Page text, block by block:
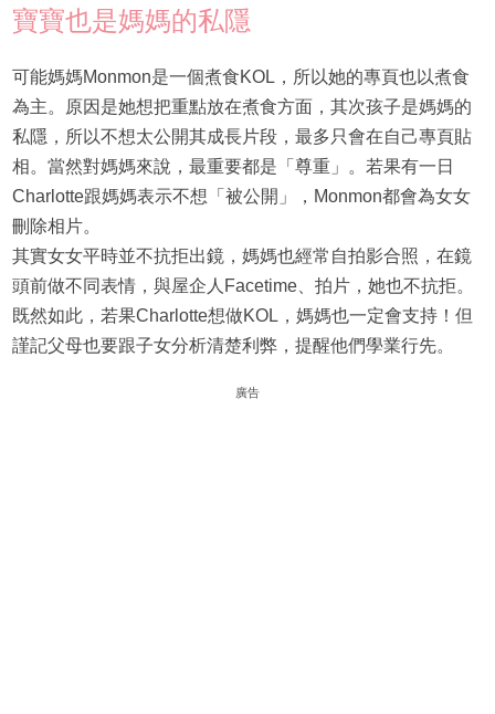
寶寶也是媽媽的私隱
可能媽媽Monmon是一個煮食KOL，所以她的專頁也以煮食
為主。原因是她想把重點放在煮食方面，其次孩子是媽媽的
私隱，所以不想太公開其成長片段，最多只會在自己專頁貼
相。當然對媽媽來說，最重要都是「尊重」。若果有一日
Charlotte跟媽媽表示不想「被公開」，Monmon都會為女女
刪除相片。
其實女女平時並不抗拒出鏡，媽媽也經常自拍影合照，在鏡
頭前做不同表情，與屋企人Facetime、拍片，她也不抗拒。
既然如此，若果Charlotte想做KOL，媽媽也一定會支持！但
謹記父母也要跟子女分析清楚利弊，提醒他們學業行先。
廣告